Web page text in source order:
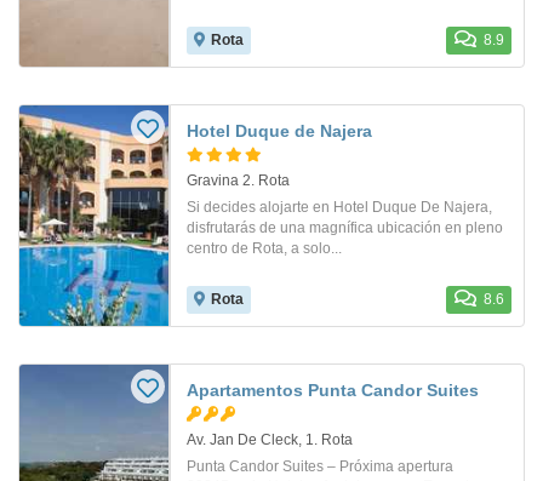
Rota 8.9
Hotel Duque de Najera
Gravina 2. Rota
Si decides alojarte en Hotel Duque De Najera,
disfrutarás de una magnífica ubicación en pleno
centro de Rota, a solo...
Rota 8.6
Apartamentos Punta Candor Suites
Av. Jan De Cleck, 1. Rota
Punta Candor Suites – Próxima apertura